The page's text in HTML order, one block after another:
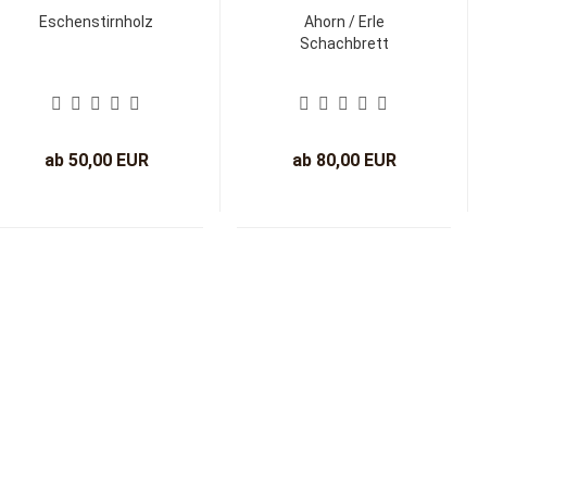
Eschenstirnholz
ab 50,00 EUR
Ahorn / Erle
Schachbrett
ab 80,00 EUR